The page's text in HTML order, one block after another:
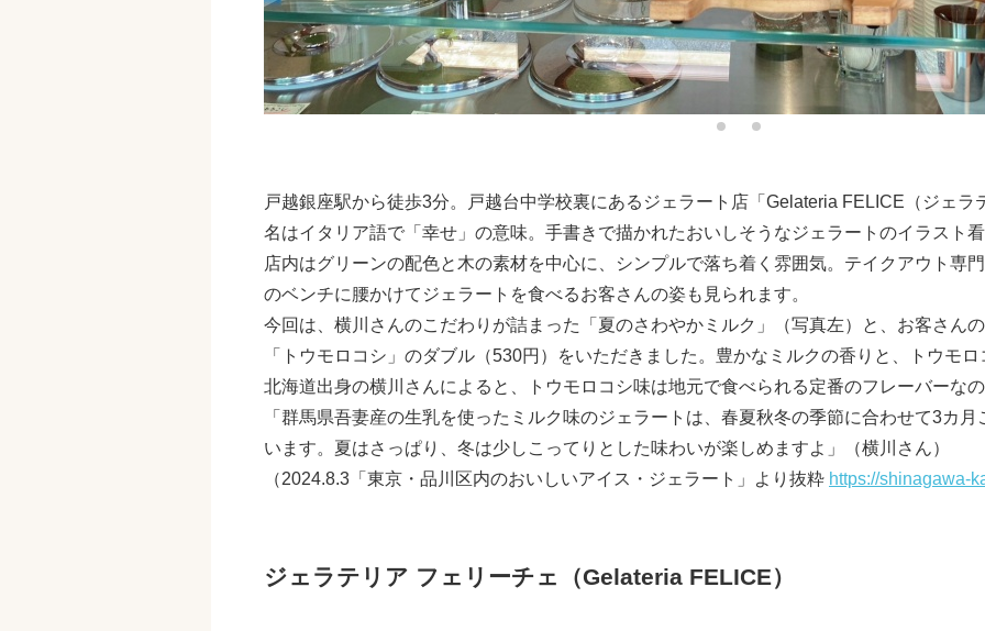
戸越銀座駅から徒歩3分。戸越台中学校裏にあるジェラート店「Gelateria FELICE（ジェラ
名はイタリア語で「幸せ」の意味。手書きで描かれたおいしそうなジェラートのイラスト
店内はグリーンの配色と木の素材を中心に、シンプルで落ち着く雰囲気。テイクアウト専
のベンチに腰かけてジェラートを食べるお客さんの姿も見られます。
今回は、横川さんのこだわりが詰まった「夏のさわやかミルク」（写真左）と、お客さん
「トウモロコシ」のダブル（530円）をいただきました。豊かなミルクの香りと、トウモ
北海道出身の横川さんによると、トウモロコシ味は地元で食べられる定番のフレーバーな
「群馬県吾妻産の生乳を使ったミルク味のジェラートは、春夏秋冬の季節に合わせて3カ月
います。夏はさっぱり、冬は少しこってりとした味わいが楽しめますよ」（横川さん）
（2024.8.3 「東京・品川区内のおいしいアイス・ジェラート」より抜粋 https://shinagawa-
ジェラテリア フェリーチェ（Gelateria FELICE）